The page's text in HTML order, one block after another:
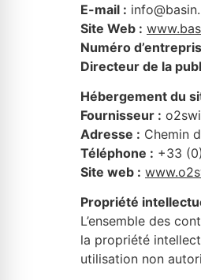
E-mail :
Site Web :
Numéro
Directeur de la
Hébergement du
Fournisseur :
Adresse : Chemin
Téléphone : +33
Site web :
Propriété
L’ensemble des
la propriété
utilisation non